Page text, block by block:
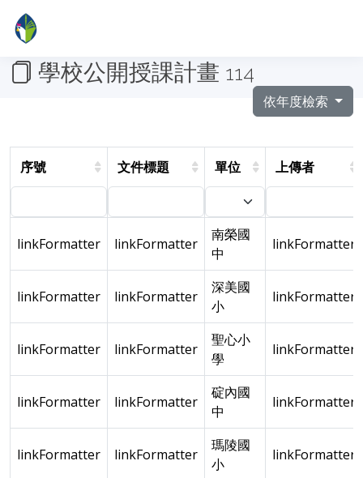
學校公開授課計畫 114
依年度檢索
序號 文件標題 單位 上傳者
linkFormatter linkFormatter
南榮國
中
linkFormatter
linkFormatter linkFormatter
深美國
小
linkFormatter
linkFormatter linkFormatter
聖心小
學
linkFormatter
linkFormatter linkFormatter
碇內國
中
linkFormatter
linkFormatter linkFormatter
瑪陵國
小
linkFormatter